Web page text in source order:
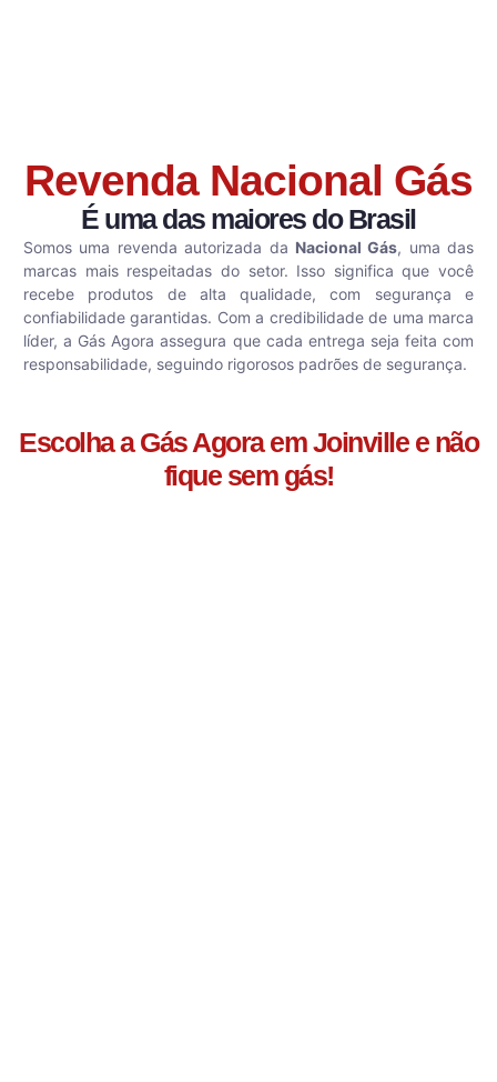
Revenda Nacional Gás
É uma das maiores do Brasil
Somos uma revenda autorizada da Nacional Gás, uma das
marcas mais respeitadas do setor. Isso significa que você
recebe produtos de alta qualidade, com segurança e
confiabilidade garantidas. Com a credibilidade de uma marca
líder, a Gás Agora assegura que cada entrega seja feita com
responsabilidade, seguindo rigorosos padrões de segurança.
Escolha a Gás Agora em Joinville e não
fique sem gás!